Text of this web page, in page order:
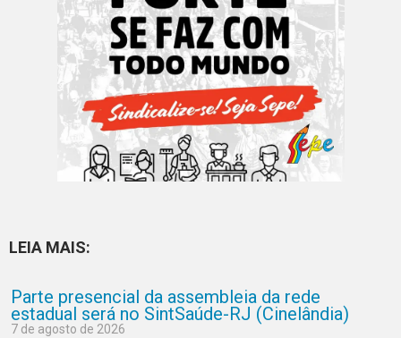
LEIA MAIS:
Parte presencial da assembleia da rede
estadual será no SintSaúde-RJ (Cinelândia)
7 de agosto de 2026